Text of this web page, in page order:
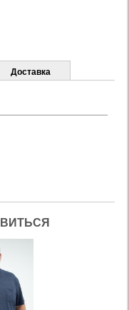
Доставка